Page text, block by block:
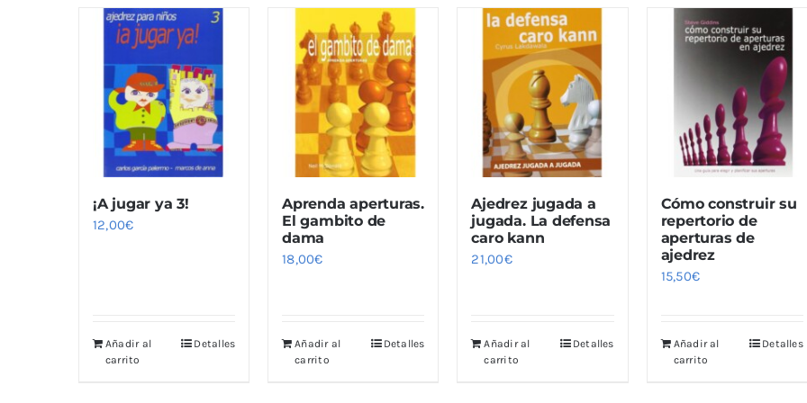
¡A jugar ya 3!
12,00€
Añadir al
carrito
Detalles
Aprenda aperturas.
El gambito de
dama
18,00€
Añadir al
carrito
Detalles
Ajedrez jugada a
jugada. La defensa
caro kann
21,00€
Añadir al
carrito
Detalles
Cómo construir su
repertorio de
aperturas de
ajedrez
15,50€
Añadir al
carrito
Detalles